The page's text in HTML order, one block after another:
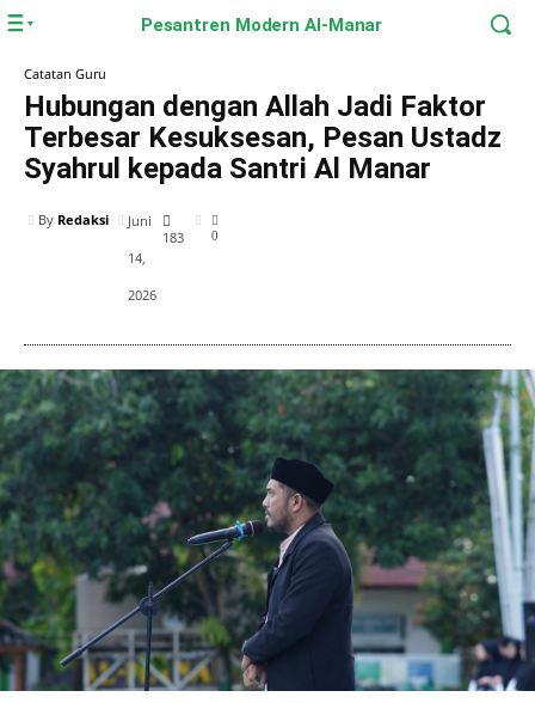
Pesantren Modern Al-Manar
Catatan Guru
Hubungan dengan Allah Jadi Faktor
Terbesar Kesuksesan, Pesan Ustadz
Syahrul kepada Santri Al Manar
By Redaksi Juni
14,
2026
183 0